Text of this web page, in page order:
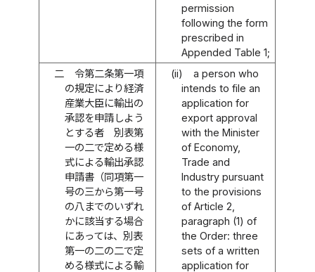
permission
following the form
prescribed in
Appended Table 1;
二
令第二条第一項
の規定により経済
産業大臣に輸出の
承認を申請しよう
とする者 別表第
一の二で定める様
式による輸出承認
申請書（同項第一
号の三から第一号
の八までのいずれ
かに該当する場合
にあっては、別表
第一の二の二で定
める様式による輸
(ii)
a person who
intends to file an
application for
export approval
with the Minister
of Economy,
Trade and
Industry pursuant
to the provisions
of Article 2,
paragraph (1) of
the Order: three
sets of a written
application for